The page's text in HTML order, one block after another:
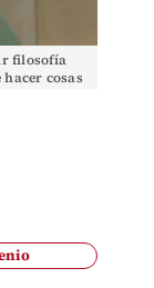
filosofía
hacer cosas